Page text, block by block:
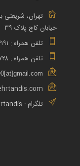
تهران، شریعتی
خیابان کاج پلاک ۳۹
تلفن همراه : ۰۹۱۲۹۶۱۴۱۹۱ (سعید حقی – مدیر فروش)
تلفن همراه : ۰۹۰۵۵۸۵۹۷۲۸ (کارشناس فروش)
تلگرام :